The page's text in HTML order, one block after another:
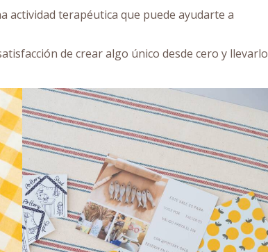
actividad terapéutica que puede ayudarte a
de crear algo único desde cero y llevarlo